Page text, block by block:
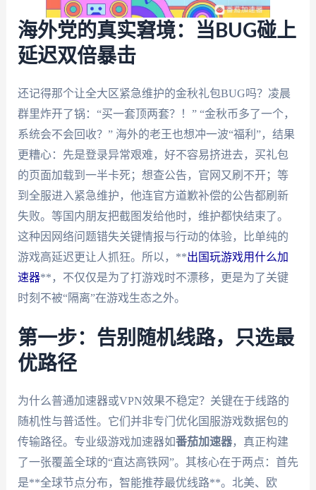
海外党的真实窘境：当BUG碰上
延迟双倍暴击
还记得那个让全大区紧急维护的金秋礼包BUG吗？凌晨
群里炸开了锅：“买一套顶两套？！” “金秋币多了一个，
系统会不会回收？” 海外的老王也想冲一波“福利”，结果
更糟心：先是登录异常艰难，好不容易挤进去，买礼包
的页面加载到一半卡死；想查公告，官网又刷不开；等
到全服进入紧急维护，他连官方道歉补偿的公告都刷新
失败。等国内朋友把截图发给他时，维护都快结束了。
这种因网络问题错失关键情报与行动的体验，比单纯的
游戏高延迟更让人抓狂。所以，**出国玩游戏用什么加
速器**，不仅仅是为了打游戏时不漂移，更是为了关键
时刻不被“隔离”在游戏生态之外。
第一步：告别随机线路，只选最
优路径
为什么普通加速器或VPN效果不稳定？关键在于线路的
随机性与普适性。它们并非专门优化国服游戏数据包的
传输路径。专业级游戏加速器如番茄加速器，真正构建
了一张覆盖全球的“直达高铁网”。其核心在于两点：首先
是**全球节点分布，智能推荐最优线路**。北美、欧